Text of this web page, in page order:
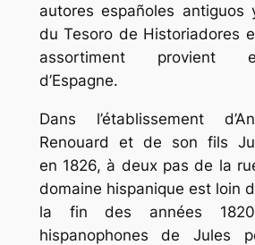
autores españoles antiguos
du Tesoro de Historiadores
assortiment provient
d’Espagne.
Dans l’établissement
Renouard et de son fils
en 1826, à deux pas de la
domaine hispanique est loin
la fin des années
hispanophones de Jules